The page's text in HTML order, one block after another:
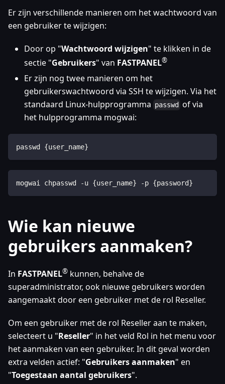
Er zijn verschillende manieren om het wachtwoord van
een gebruiker te wijzigen:
Door op "Wachtwoord wijzigen" te klikken in de
sectie "Gebruikers" van FASTPANEL®
Er zijn nog twee manieren om het
gebruikerswachtwoord via SSH te wijzigen. Via het
standaard Linux-hulpprogramma passwd of via
het hulpprogramma mogwai:
passwd {user_name}
mogwai chpasswd -u {user_name} -p {password}
Wie kan nieuwe
gebruikers aanmaken?
In FASTPANEL® kunnen, behalve de
superadministrator, ook nieuwe gebruikers worden
aangemaakt door een gebruiker met de rol Reseller.
Om een gebruiker met de rol Reseller aan te maken,
selecteert u "Reseller" in het veld Rol in het menu voor
het aanmaken van een gebruiker. In dit geval worden
extra velden actief: "Gebruikers aanmaken" en
"Toegestaan aantal gebruikers".